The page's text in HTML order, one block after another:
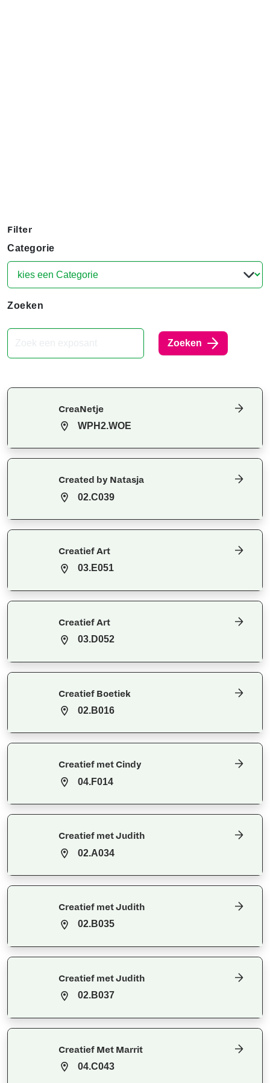
Filter
Categorie
Zoeken
Zoeken
CreaNetje
WPH2.WOE
Created by Natasja
02.C039
Creatief Art
03.E051
Creatief Art
03.D052
Creatief Boetiek
02.B016
Creatief met Cindy
04.F014
Creatief met Judith
02.A034
Creatief met Judith
02.B035
Creatief met Judith
02.B037
Creatief Met Marrit
04.C043